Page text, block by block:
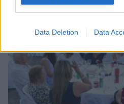
Data Deletion Data